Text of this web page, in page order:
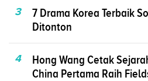
3
7 Drama Korea Terbaik
Ditonton
4
Hong Wang Cetak
China Pertama Raih